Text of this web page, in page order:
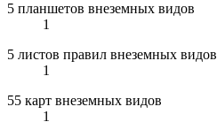
5 планшетов внеземных видов
1
5 листов правил внеземных видов
1
55 карт внеземных видов
1